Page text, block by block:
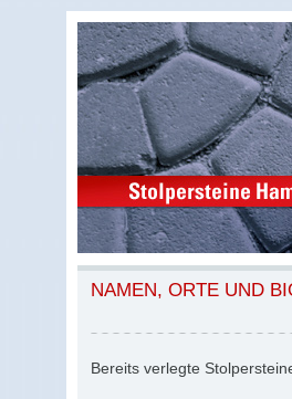
NAMEN, ORTE UND
Bereits verlegte